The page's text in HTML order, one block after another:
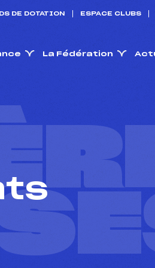
DE DOTATION ESPACE CLUBS
La Fédération